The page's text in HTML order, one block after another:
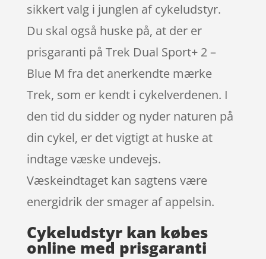
sikkert valg i junglen af cykeludstyr.
Du skal også huske på, at der er
prisgaranti på Trek Dual Sport+ 2 –
Blue M fra det anerkendte mærke
Trek, som er kendt i cykelverdenen. I
den tid du sidder og nyder naturen på
din cykel, er det vigtigt at huske at
indtage væske undevejs.
Væskeindtaget kan sagtens være
energidrik der smager af appelsin.
Cykeludstyr kan købes
online med prisgaranti